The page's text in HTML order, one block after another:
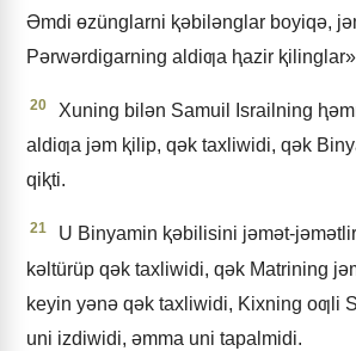
Əmdi ɵzünglarni ⱪǝbilǝnglar boyiqǝ,
Pǝrwǝrdigarning aldiƣa ⱨazir
20
Xuning bilǝn Samuil Israilning
aldiƣa jǝm ⱪilip, qǝk taxliwidi, qǝk
qiⱪti.
21
U Binyamin ⱪǝbilisini jǝmǝt-
kǝltürüp qǝk taxliwidi, qǝk Matrining
keyin yǝnǝ qǝk taxliwidi, Kixning oƣli
uni izdiwidi, ǝmma uni tapalmidi.